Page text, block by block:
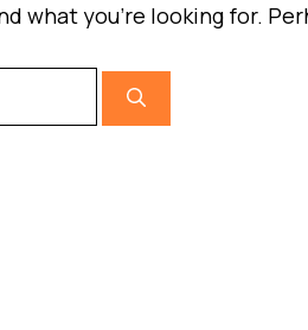
what you’re looking for.